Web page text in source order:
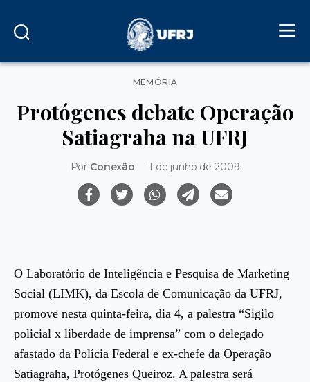
Categorias
MEMÓRIA
Protógenes debate Operação
Satiagraha na UFRJ
Por Conexão 1 de junho de 2009
O Laboratório de Inteligência e Pesquisa de Marketing
Social (LIMK), da Escola de Comunicação da UFRJ,
promove nesta quinta-feira, dia 4, a palestra “Sigilo
policial x liberdade de imprensa” com o delegado
afastado da Polícia Federal e ex-chefe da Operação
Satiagraha, Protógenes Queiroz. A palestra será